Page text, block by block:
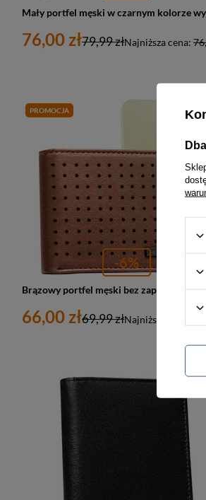
76,00 zł Najniższa cena:
79,99 zł
PROMOCJA
-6%
66,00 zł Najniższa cena:
69,99 zł